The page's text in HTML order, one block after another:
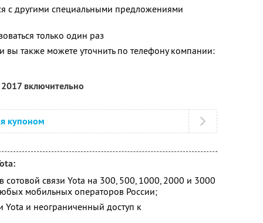
с другими специальными предложениями
только один раз
также можете уточнить по телефону компании:
включительно
купоном
сотовой связи Yota на 300, 500, 1000, 2000 и 3000
мобильных операторов России;
Yota и неограниченный доступ к